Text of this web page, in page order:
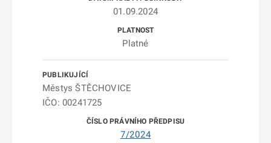
01.09.2024
Platné
Městys ŠTĚCHOVICE
IČO: 00241725
7/2024